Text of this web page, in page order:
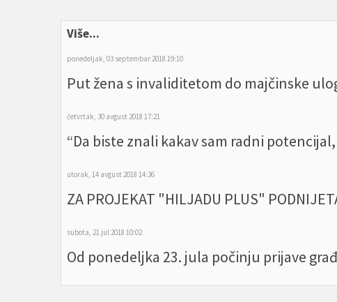
Više...
ponedeljak, 03 septembar 2018 19:10
Put žena s invaliditetom do majčinske
četvrtak, 30 avgust 2018 17:21
“Da biste znali kakav sam radni
utorak, 14 avgust 2018 14:36
ZA PROJEKAT "HILJADU PLUS"
subota, 21 jul 2018 10:02
Od ponedeljka 23. jula počinju prijave